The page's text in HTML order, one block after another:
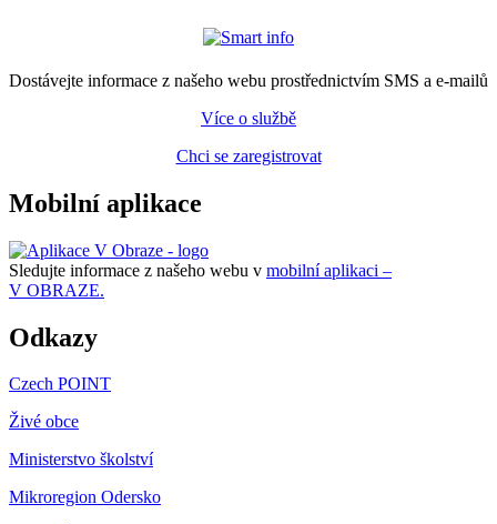
Dostávejte informace z našeho webu prostřednictvím SMS a e-mailů
Více o službě
Chci se zaregistrovat
Mobilní aplikace
Sledujte informace z našeho webu v mobilní aplikaci –
V OBRAZE.
Odkazy
Czech POINT
Živé obce
Ministerstvo školství
Mikroregion Odersko